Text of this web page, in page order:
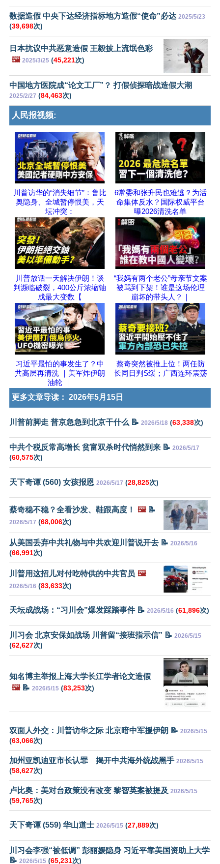
数据造假 中央下达经济指标地方造假“使命”必达 2025/5/23
(39,698次)
日本抗议中共恶意造假 王毅披上流氓色彩
🖼️ 2025/3/25 (45,221次)
中国地方医院成“论文工厂”？ 打假侦探暗战造假大潮
2025/2/27 (84,463次)
人民报视频:
川普访华的“消失细节”：鲁比
奥隐身、全城暂停恨美，天
坛冲突：
6常委和张升民也难逃？为活
命集体反水？国际权威平台
曝2026清洗名单
川普放话一天解决伊朗！谈
判濒临破裂，400公斤浓缩铀
成最大变数【
“我妈有两个老公”母亲节文案
被骂到下架！谁是这场伦理
崩坏的带头人？｜
习近平最怕的事发生了？中
共高层再清洗 ｜美军炸伊朗
油轮 ｜
蔡奇突然被推上位！两任防
长同日判S缓；广西连环震荡
更多文章导读： 2026年5月15日
川普前脚走 普京急急到北京干什么 📝 2026/5/18 (63,338次)
中共个税反常高增长 贫富双杀时代悄然到来 📝 2026/5/17
(60,575次)
天下奇谭 (560) 女孩报恩 2026/5/17 (28,825次)
蔡奇稳不稳？全看沙发、鞋跟高度！ 🖼️📝
2026/5/17 (68,006次)
从美国丢弃中共礼物与中共欢迎川普说开去 📝 2026/5/16
(66,991次)
川普用这招儿对付吃特供的中共官员 🖼️
2026/5/16 (83,633次)
天坛成战场：“习川会”爆发踩踏事件 📝 2026/5/16 (61,896次)
川习会 北京安保如战场 川普留“接班指示信” 📝 2026/5/15
(62,627次)
知名博主举报上海大学长江学者论文造假
🖼️📝 2026/5/15 (83,253次)
双面人外交：川普访华之际 北京暗中军援伊朗 📝 2026/5/15
(63,066次)
加州亚凯迪亚市长认罪 揭开中共海外统战黑手 2026/5/15
(58,627次)
卢比奥：美对台政策没有改变 黎智英案被提及 2026/5/15
(59,765次)
天下奇谭 (559) 华山道士 2026/5/15 (27,889次)
川习会李强“被低调” 彭丽媛隐身 习近平靠美国资助上大学
📝 2026/5/15 (65,231次)